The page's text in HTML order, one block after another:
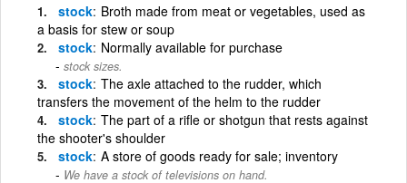
stock Broth made from meat or vegetables, used as
a basis for stew or soup
stock Normally available for purchase
stock sizes.
stock The axle attached to the rudder, which
transfers the movement of the helm to the rudder
stock The part of a rifle or shotgun that rests against
the shooter's shoulder
stock A store of goods ready for sale; inventory
We have a stock of televisions on hand.